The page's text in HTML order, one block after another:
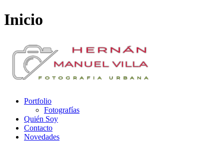
Inicio
Portfolio
Fotografías
Quién Soy
Contacto
Novedades